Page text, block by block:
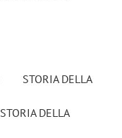
STORIA DELLA
STORIA DELLA